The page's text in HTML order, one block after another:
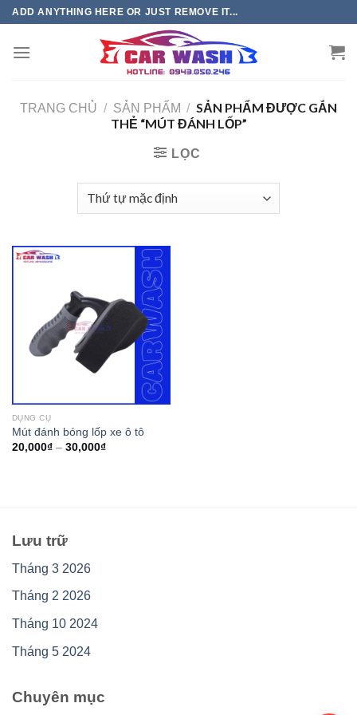
Chuyển
phần
ADD ANYTHING HERE OR JUST REMOVE IT...
TRANG CHỦ / SẢN PHẨM / SẢN PHẨM ĐƯỢC GẮN
THẺ “MÚT ĐÁNH LỐP”
LỌC
DỤNG CỤ
Mút đánh bóng lốp xe ô tô
20,000₫– 30,000₫
Lưu trữ
Tháng 3 2026
Tháng 2 2026
Tháng 10 2024
Tháng 5 2024
Chuyên mục